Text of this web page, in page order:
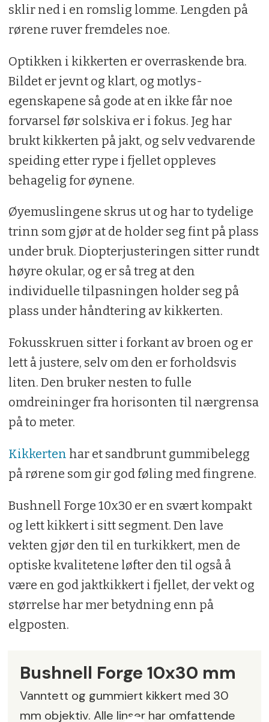
sklir ned i en romslig lomme. Lengden på
rørene ruver fremdeles noe.
Optikken i kikkerten er overraskende bra.
Bildet er jevnt og klart, og motlys-
egenskapene så gode at en ikke får noe
forvarsel før solskiva er i fokus. Jeg har
brukt kikkerten på jakt, og selv vedvarende
speiding etter rype i fjellet oppleves
behagelig for øynene.
Øyemuslingene skrus ut og har to tydelige
trinn som gjør at de holder seg fint på plass
under bruk. Diopterjusteringen sitter rundt
høyre okular, og er så treg at den
individuelle tilpasningen holder seg på
plass under håndtering av kikkerten.
Fokusskruen sitter i forkant av broen og er
lett å justere, selv om den er forholdsvis
liten. Den bruker nesten to fulle
omdreininger fra horisonten til nærgrensa
på to meter.
Kikkerten har et sandbrunt gummibelegg
på rørene som gir god føling med fingrene.
Bushnell Forge 10x30 er en svært kompakt
og lett kikkert i sitt segment. Den lave
vekten gjør den til en turkikkert, men de
optiske kvalitetene løfter den til også å
være en god jaktkikkert i fjellet, der vekt og
størrelse har mer betydning enn på
elgposten.
Bushnell Forge 10x30 mm
Vanntett og gummiert kikkert med 30
mm objektiv. Alle linser har omfattende